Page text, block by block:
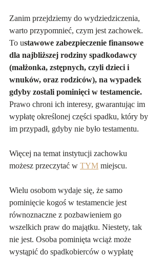
Zanim przejdziemy do wydziedziczenia,
warto przypomnieć, czym jest zachowek.
To ustawowe zabezpieczenie finansowe
dla najbliższej rodziny spadkodawcy
(małżonka, zstępnych, czyli dzieci i
wnuków, oraz rodziców), na wypadek
gdyby zostali pominięci w testamencie.
Prawo chroni ich interesy, gwarantując im
wypłatę określonej części spadku, który by
im przypadł, gdyby nie było testamentu.
Więcej na temat instytucji zachowku
możesz przeczytać w TYM miejscu.
Wielu osobom wydaje się, że samo
pominięcie kogoś w testamencie jest
równoznaczne z pozbawieniem go
wszelkich praw do majątku. Niestety, tak
nie jest. Osoba pominięta wciąż może
wystąpić do spadkobierców o wypłatę